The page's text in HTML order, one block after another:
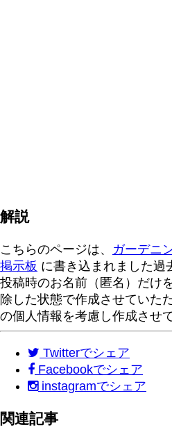
解説
こちらのページは、 ガーデニ
掲示板 に書き込まれました過
投稿時のお名前（匿名）だけ
除した状態で作成させていた
の個人情報を考慮し作成させ
Twitterでシェア
Facebookでシェア
instagramでシェア
関連記事